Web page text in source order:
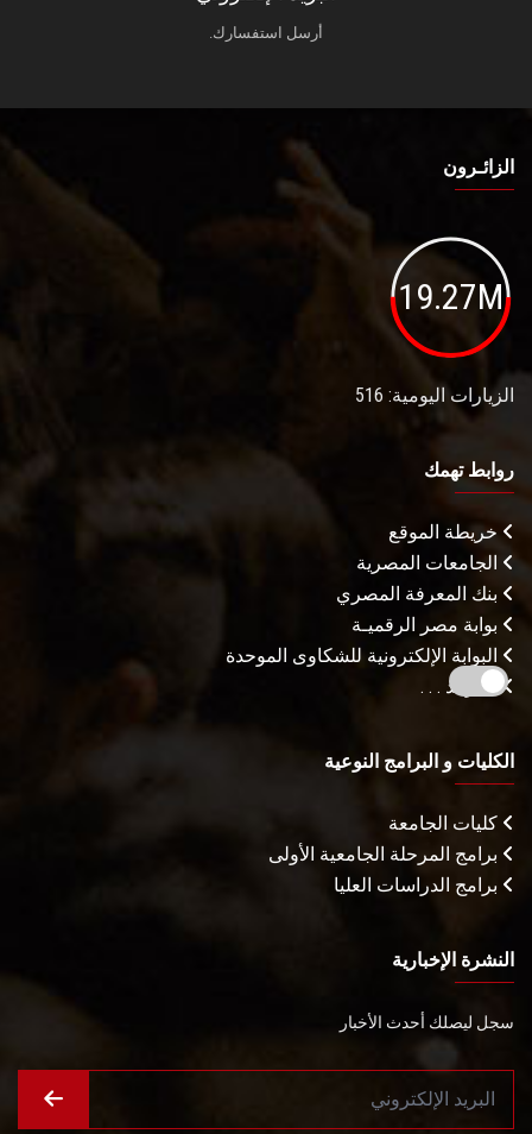
أرسل استفسارك.
الزائـرون
19.27M
الزيارات اليومية: 516
روابط تهمك
خريطة الموقع
الجامعات المصرية
بنك المعرفة المصري
بوابة مصر الرقميـة
البوابة الإلكترونية للشكاوى الموحدة
المزيـد . . .
الكليات و البرامج النوعية
كليات الجامعة
برامج المرحلة الجامعية الأولى
برامج الدراسات العليا
النشرة الإخبارية
سجل ليصلك أحدث الأخبار